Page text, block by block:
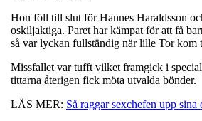
Hon föll till slut för Hannes Haraldsson
oskiljaktiga. Paret har kämpat för att få
så var lyckan fullständig när lille Tor kom
Missfallet var tufft vilket framgick i
tittarna återigen fick möta utvalda bönder.
LÄS MER: Så raggar sexchefen upp